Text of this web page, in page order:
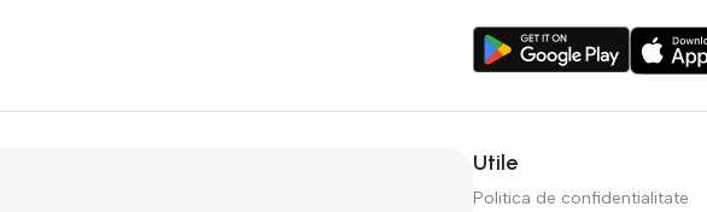
Utile
Politica de confidentialitate